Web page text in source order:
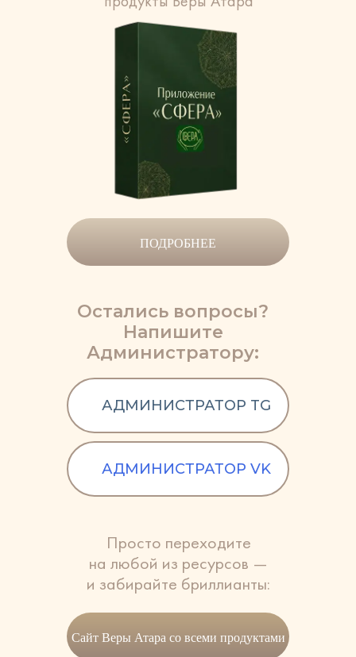
ПОДРОБНЕЕ
АДМИНИСТРАТОР TG
АДМИНИСТРАТОР VK
Остались вопросы?
Напишите
Администратору:
Просто переходите
на любой из ресурсов —
и забирайте бриллианты:
Сайт Веры Атара со всеми продуктами